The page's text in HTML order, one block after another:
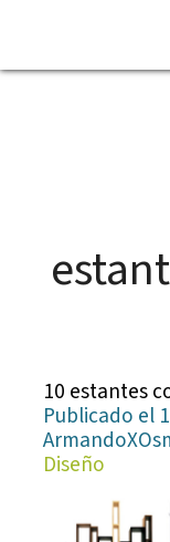
Saltar
10 estantes
Publicado el
Diseño